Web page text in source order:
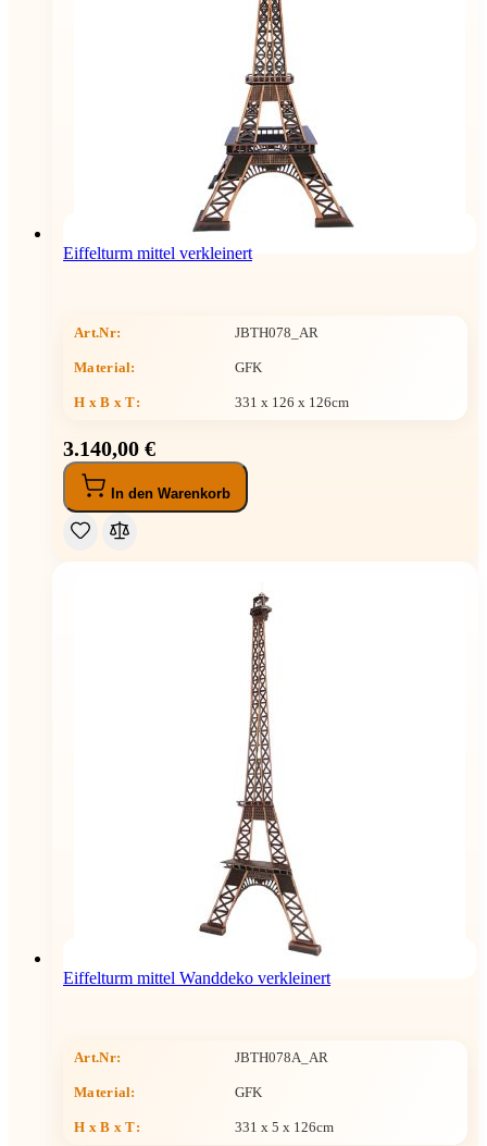
Eiffelturm mittel verkleinert
Art.Nr: JBTH078_AR
Material: GFK
H x B x T: 331 x 126 x 126cm
3.140,00 €
In den Warenkorb
Eiffelturm mittel Wanddeko verkleinert
Art.Nr: JBTH078A_AR
Material: GFK
H x B x T: 331 x 5 x 126cm